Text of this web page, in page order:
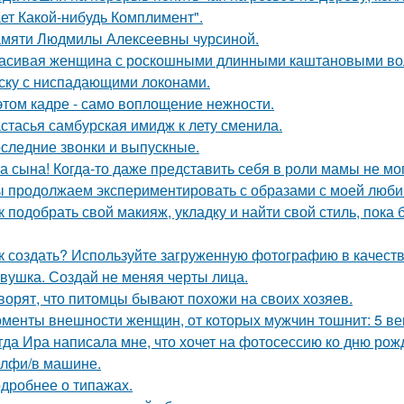
Какой-нибудь Комплимент".
Людмилы Алексеевны чурсиной.
женщина с роскошными длинными каштановыми
с ниспадающими локонами.
кадре - само воплощение нежности.
самбурская имидж к лету сменила.
звонки и выпускные.
сына! Когда-то даже представить себя в роли мамы не
экспериментировать с образами с моей
подобрать свой макияж, укладку и найти свой стиль,
создать? Используйте загруженную фотографию в
Создай не меняя черты лица.
что питомцы бывают похожи на своих хозяев.
внешности женщин, от которых мужчин тошнит: 5
Ира написала мне, что хочет на фотосессию ко дню
в машине.
о типажах.